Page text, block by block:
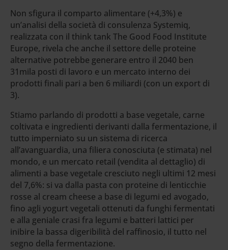
Non sfigura il comparto alimentare (+4,3%) e
un’analisi della società di consulenza Systemiq,
realizzata con il think tank The Good Food Institute
Europe, rivela che anche il settore delle proteine
alternative potrebbe generare entro il 2040 ben
31mila posti di lavoro e un mercato interno dei
prodotti finali pari a ben 6 miliardi (con un export di
3).
Stiamo parlando di prodotti a base vegetale, carne
coltivata e ingredienti derivanti dalla fermentazione, il
tutto imperniato su un sistema di ricerca
all’avanguardia, una filiera conosciuta (e stimata) nel
mondo, e un mercato retail (vendita al dettaglio) di
alimenti a base vegetale cresciuto negli ultimi 12 mesi
del 7,6%: si va dalla pasta con proteine di lenticchie
rosse al cream cheese a base di legumi ed avogado,
fino agli yogurt vegetali ottenuti da funghi fermentati
e alla geniale crasi fra legumi e batteri lattici per
inibire la bassa digeribilità del raffinosio, il tutto nel
segno della fermentazione.